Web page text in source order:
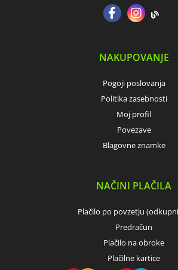
NAKUPOVANJE
Pogoji poslovanja
Politika zasebnosti
Moj profil
Povezave
Blagovne znamke
NAČINI PLAČILA
Plačilo po povzetju
Predračun
Plačilo na obroke
Plačilne kartice